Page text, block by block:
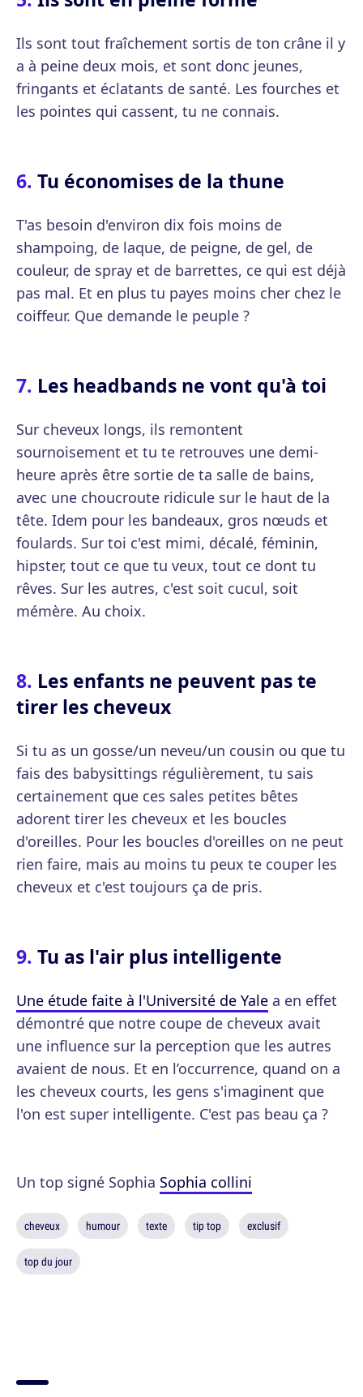
Ils sont tout fraîchement sortis de ton crâne il y
a à peine deux mois, et sont donc jeunes,
fringants et éclatants de santé. Les fourches et
les pointes qui cassent, tu ne connais.
Tu économises de la thune
T'as besoin d'environ dix fois moins de
shampoing, de laque, de peigne, de gel, de
couleur, de spray et de barrettes, ce qui est déjà
pas mal. Et en plus tu payes moins cher chez le
coiffeur. Que demande le peuple ?
Les headbands ne vont qu'à toi
Sur cheveux longs, ils remontent
sournoisement et tu te retrouves une demi-
heure après être sortie de ta salle de bains,
avec une choucroute ridicule sur le haut de la
tête. Idem pour les bandeaux, gros nœuds et
foulards. Sur toi c'est mimi, décalé, féminin,
hipster, tout ce que tu veux, tout ce dont tu
rêves. Sur les autres, c'est soit cucul, soit
mémère. Au choix.
Les enfants ne peuvent pas te
tirer les cheveux
Si tu as un gosse/un neveu/un cousin ou que tu
fais des babysittings régulièrement, tu sais
certainement que ces sales petites bêtes
adorent tirer les cheveux et les boucles
d'oreilles. Pour les boucles d'oreilles on ne peut
rien faire, mais au moins tu peux te couper les
cheveux et c'est toujours ça de pris.
Tu as l'air plus intelligente
Une étude faite à l'Université de Yale a en effet
démontré que notre coupe de cheveux avait
une influence sur la perception que les autres
avaient de nous. Et en l’occurrence, quand on a
les cheveux courts, les gens s'imaginent que
l'on est super intelligente. C'est pas beau ça ?
Un top signé Sophia Sophia collini
cheveux humour texte tip top exclusif
top du jour